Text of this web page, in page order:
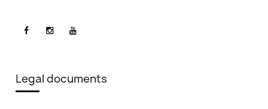
Legal documents